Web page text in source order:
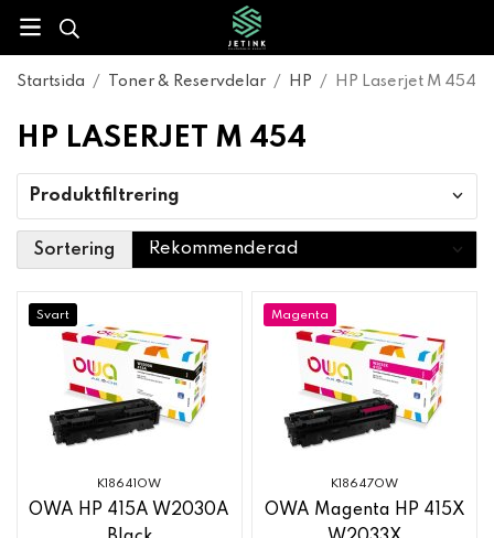
Startsida / Toner & Reservdelar / HP / HP Laserjet M 454
HP LASERJET M 454
Produktfiltrering
Sortering
Svart
K18641OW
OWA HP 415A W2030A
Magenta
K18647OW
OWA Magenta HP 415X